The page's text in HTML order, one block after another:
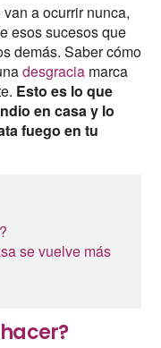
a ocurrir nunca,
esos sucesos que
demás. Saber cómo
desgracia marca
Esto es lo que
en casa y lo
fuego en tu
se vuelve más